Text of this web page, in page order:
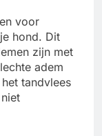
voor
hond. Dit
zijn met
adem
tandvlees